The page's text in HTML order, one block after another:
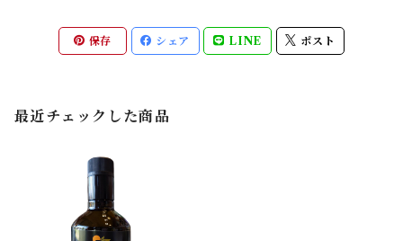
保存 シェア LINE ポスト
最近チェックした商品